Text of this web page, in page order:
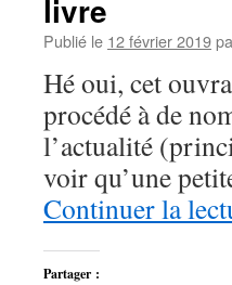
livre
Publié le 12 février 2019
Hé oui, cet
procédé à de
l’actualité
voir qu’une
Continuer la
Partager :